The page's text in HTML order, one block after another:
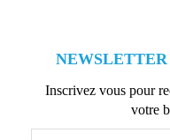
Inscrivez vous pour
votre